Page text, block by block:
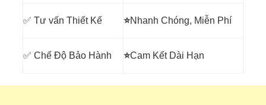
✅ Tư vấn Thiết Kế ⭐Nhanh Chóng, Miễn Phí
✅ Chế Độ Bảo Hành ⭐Cam Kết Dài Hạn